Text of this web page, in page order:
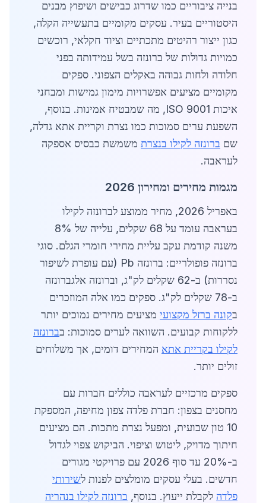
בנייה ציבוריים כמו שדרוג כבישים ושיפוץ מבנים
היסטוריים בעיר. עסקים מקומיים בתעשייה הקלה,
כגון ייצור רהיטים מתכתיים וציוד חקלאי, רוכשים
כמויות גדולות של ברונזה בשל עמידותה בפני
חלודה ולחות גבוהה באקלים הצפוני. ספקים
מקומיים מציעים אפשרויות מימון גמישות ומבחני
איכות ISO 9001, מה שמבטיח אמינות. בנוסף,
השפעת ערים סמוכות כמו נצרת וקריית אתא גדלה,
שם ברונזה לקילו בנצרת משמשת כבסיס אספקה
לעראבה.
מגמות מחירים ומחירון 2026
באפריל 2026, מחיר ממוצע לברונזה לקילו
בעראבה עומד על 68 שקלים, עלייה של 8%
משנה קודמת עקב עליית מחירי חומרי הגלם. סוגי
ברונזה פופולריים: ברונזה Pb (עם עופרת לשיפור
נסררות) ב-62 שקלים לק"ג, וברונזה אלגברונזה
ב-78 שקלים לק"ג. ספקים כמו אלה המוזכרים
בקונה ברזל מקצועי מציעים מחירים נמוכים יותר
ללקוחות קבועים. השוואה לערים סמוכות: בברונזה
לקילו בקריית אתא המחירים דומים, אך משלוחים
זולים יותר.
ספקים מרכזיים לעראבה כוללים חברות עם
מחסנים בצפון: חברת פלדה צפון מחיפה, המספקת
10 טון שבועית, ומפעל נצרת מתכות. הם מציעים
חיתוך מדויק, ליטוש וציפוי. הביקוש צפוי לגדול
ב-20% עד סוף 2026 עם פרויקטי מגורים
חדשים. בעלי עסקים מומלצים לפנות לשירותי
פלדה לקבלת ייעוץ. בנוסף, ברונזה לקילו בנהריה